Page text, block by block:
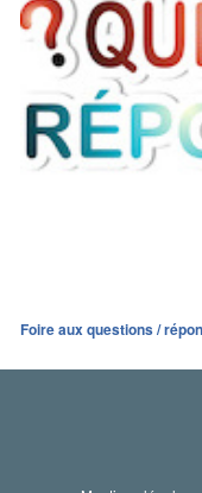
Foire aux questions /